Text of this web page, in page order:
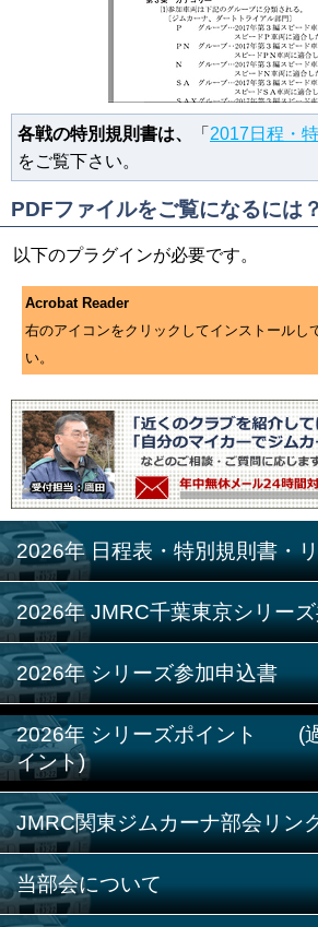
各戦の特別規則書は、 「 2017日程・
をご覧下さい。
PDFファイルをご覧になるには？
以下のプラグインが必要です。
Acrobat Reader
右のアイコンをクリックしてインストールし
い。
2026年 日程表・特別規則書・
2026年 JMRC千葉東京シリー
2026年 シリーズ参加申込書
2026年 シリーズポイント (
イント)
JMRC関東ジムカーナ部会リン
当部会について